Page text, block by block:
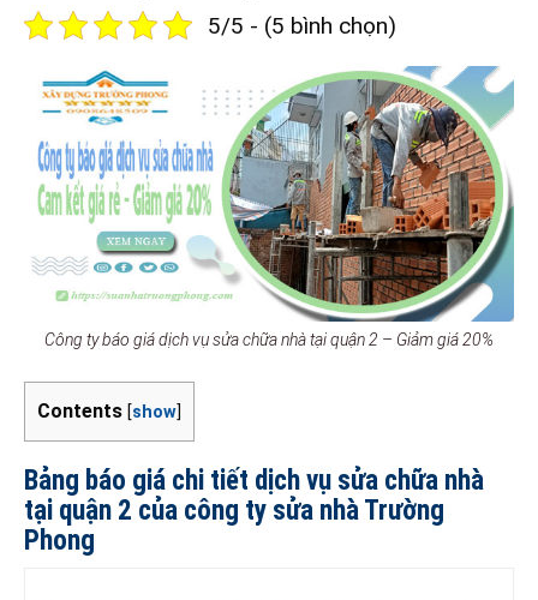
5/5 - (5 bình chọn)
Công ty báo giá dịch vụ sửa chữa nhà tại quận 2 – Giảm giá 20%
Contents [show]
Bảng báo giá chi tiết dịch vụ sửa chữa nhà
tại quận 2 của công ty sửa nhà Trường
Phong